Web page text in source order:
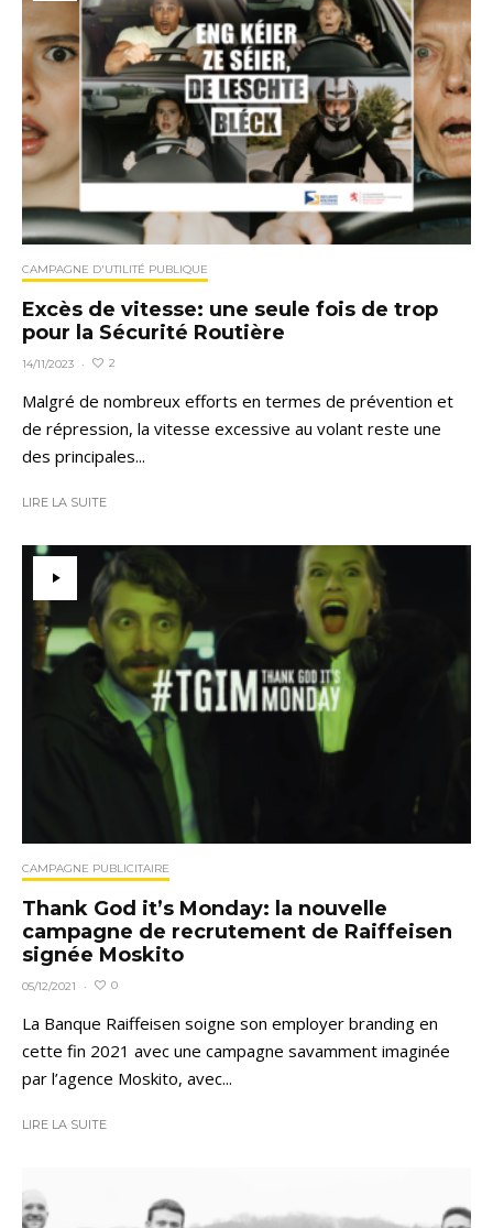
CAMPAGNE D'UTILITÉ PUBLIQUE
Excès de vitesse: une seule fois de trop
pour la Sécurité Routière
14/11/2023 · 2
Malgré de nombreux efforts en termes de prévention et
de répression, la vitesse excessive au volant reste une
des principales...
LIRE LA SUITE
CAMPAGNE PUBLICITAIRE
Thank God it’s Monday: la nouvelle
campagne de recrutement de Raiffeisen
signée Moskito
05/12/2021 · 0
La Banque Raiffeisen soigne son employer branding en
cette fin 2021 avec une campagne savamment imaginée
par l’agence Moskito, avec...
LIRE LA SUITE